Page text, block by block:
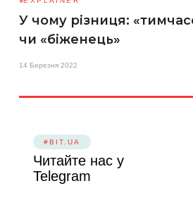
У чому різниця:
чи «біженець»
14 Березня 2022
#BIT.UA
Читайте нас у
Telegram